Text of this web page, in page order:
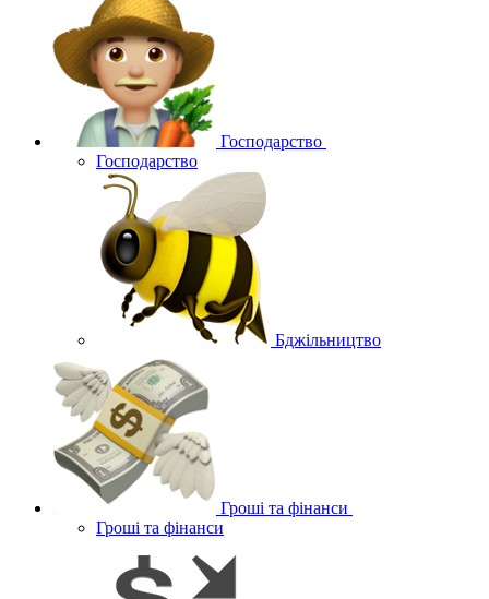
Господарство
Господарство
Бджільництво
Гроші та фінанси
Гроші та фінанси